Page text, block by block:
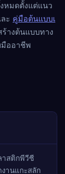
หมดตั้งแต่แนว
ะ คู่มือต้นแบบเ
างต้นแบบทาง
มืออาชีพ
าสติกพีวีซี
านแกะสลัก